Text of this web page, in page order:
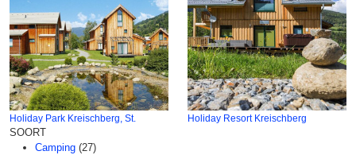
Holiday Park Kreischberg, St. Holiday Resort Kreischberg
SOORT
Camping (27)